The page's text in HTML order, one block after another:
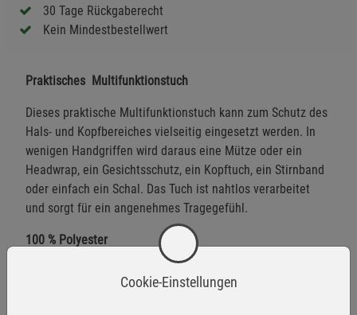
30 Tage Rückgaberecht
Kein Mindestbestellwert
Praktisches Multifunktionstuch
Dieses praktische Multifunktionstuch kann zum Schutz des
Hals- und Kopfbereiches vielseitig eingesetzt werden. In
wenigen Handgriffen wird daraus eine Mütze oder ein
Headwrap, ein Gesichtsschutz, ein Kopftuch, ein Stirnband
oder einfach ein Schal. Das Tuch ist nahtlos verarbeitet
und sorgt für ein angenehmes Tragegefühl.
100 % Polyester
Cookie-Einstellungen